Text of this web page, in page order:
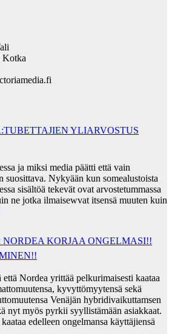
Kotka
YLIARVOSTUS
ja miksi media päätti että vain
suosittava. Nykyään kun somealustoista
sisältöä tekevät ovat arvostetummassa
ne jotka ilmaisewvat itsensä muuten kuin
KORJAA ONGELMASI!!
että Nordea yrittää pelkurimaisesti kaataa
kyvyttömyytensä sekä
Venäjän hybridivaikuttamsen
nyt myös pyrkii syyllistämään asiakkaat.
edelleen ongelmansa käyttäjiensä